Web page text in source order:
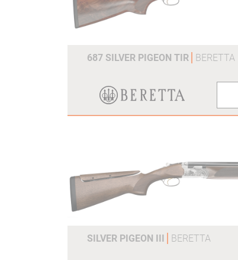
687 SILVER PIGEON TIR BERETTA
SILVER PIGEON III BERETTA